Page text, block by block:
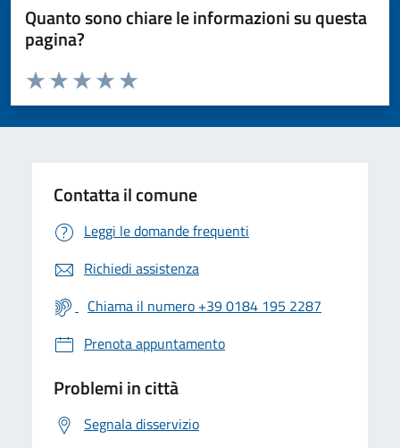
Quanto sono chiare le informazioni su questa
pagina?
Valuta da 1 a 5 stelle la pagina
Valuta 5 stelle su 5
Valuta 4 stelle su 5
Valuta 3 stelle su 5
Valuta 2 stelle su 5
Valuta 1 stelle su 5
Contatta il comune
Leggi le domande frequenti
Richiedi assistenza
Chiama il numero +39 0184 195 2287
Prenota appuntamento
Problemi in città
Segnala disservizio